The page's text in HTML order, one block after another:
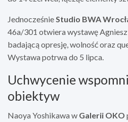
JednocześnieStudio BWA
46a/301 otwiera wystawę
badającą opresję, wolność oraz
Wystawa potrwa do 5 lipca.
Uchwycenie
obiektyw
Naoya Yoshikawa w Galerii OKO